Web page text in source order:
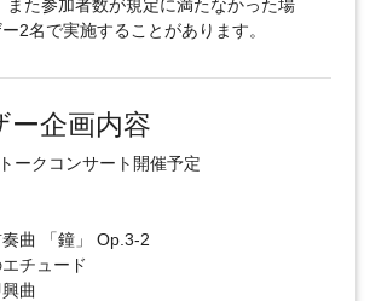
また参加者数が規定に満たなかった場
2名で実施することがあります。
ー企画内容
ークコンサート開催予定
曲 「鐘」 Op.3-2
チュード
曲